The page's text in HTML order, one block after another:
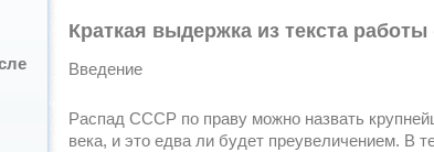
Краткая выдержка из текста
Введение
Распад СССР по праву можно назвать
века, и это едва ли будет преувеличением. В